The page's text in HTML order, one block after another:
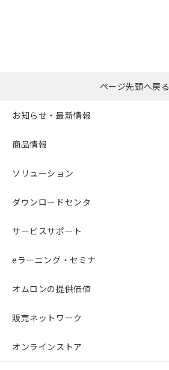
ページ先頭へ戻る
お知らせ・最新情報
商品情報
ソリューション
ダウンロードセンタ
サービスサポート
eラーニング・セミナ
オムロンの提供価値
販売ネットワーク
オンラインストア